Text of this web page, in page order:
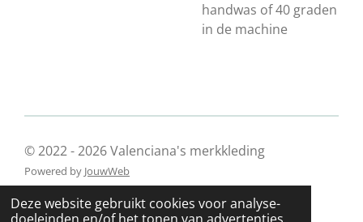
Deze website gebruikt cookies voor analyse-
handwas of 40 graden
in de machine
© 2022 - 2026 Valenciana's merkkleding
Powered by JouwWeb